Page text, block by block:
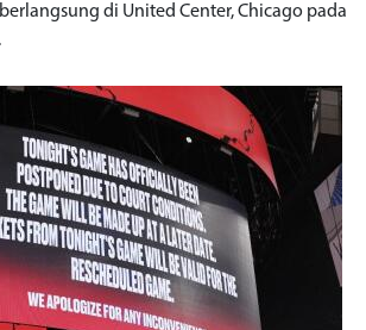
di United Center, Chicago pada